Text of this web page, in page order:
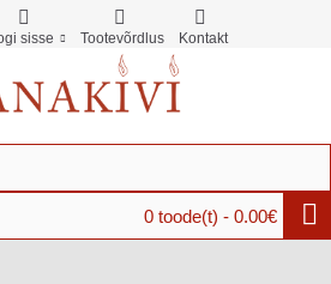
sisse Tootevõrdlus Kontakt
0 toode(t) - 0.00€